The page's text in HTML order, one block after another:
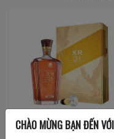
Johnnie Walker XR 21
CHÀO MỪNG BẠN ĐẾN